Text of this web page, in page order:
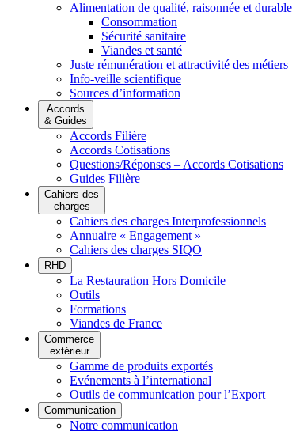
Alimentation de qualité, raisonnée et durable
Consommation
Sécurité sanitaire
Viandes et santé
Juste rémunération et attractivité des métiers
Info-veille scientifique
Sources d’information
Accords
& Guides
Accords Filière
Accords Cotisations
Questions/Réponses – Accords Cotisations
Guides Filière
Cahiers des
charges
Cahiers des charges Interprofessionnels
Annuaire « Engagement »
Cahiers des charges SIQO
RHD
La Restauration Hors Domicile
Outils
Formations
Viandes de France
Commerce
extérieur
Gamme de produits exportés
Evénements à l’international
Outils de communication pour l’Export
Communication
Notre communication